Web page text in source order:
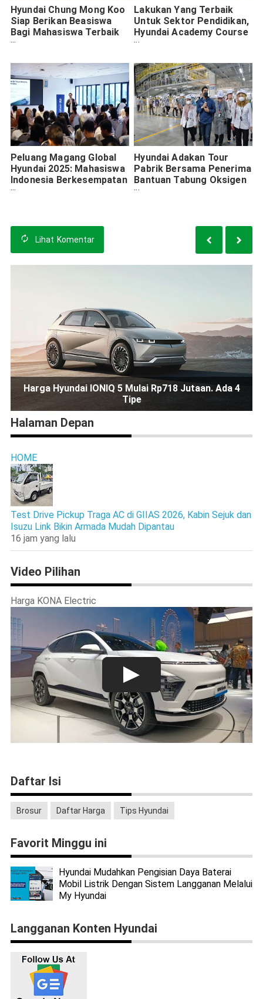
Hyundai Chung Mong Koo
Siap Berikan Beasiswa
Bagi Mahasiswa Terbaik
Indonesia
Lakukan Yang Terbaik
Untuk Sektor Pendidikan,
Hyundai Academy Course
Berikan Beasiswa Untuk 3
Peluang Magang Global
Hyundai 2025: Mahasiswa
Indonesia Berkesempatan
ke Korea Selatan
Hyundai Adakan Tour
Pabrik Bersama Penerima
Bantuan Tabung Oksigen
dan Tenaga Medis
Lihat Komentar
Harga Hyundai IONIQ 5 Mulai Rp718 Jutaan. Ada 4
Tipe
Halaman Depan
HOME
Test Drive Pickup Traga AC di GIIAS 2026, Kabin Sejuk dan
Isuzu Link Bikin Armada Mudah Dipantau
16 jam yang lalu
Video Pilihan
Harga KONA Electric
Daftar Isi
Brosur Daftar Harga Tips Hyundai
Favorit Minggu ini
Hyundai Mudahkan Pengisian Daya Baterai
Mobil Listrik Dengan Sistem Langganan Melalui
My Hyundai
Langganan Konten Hyundai